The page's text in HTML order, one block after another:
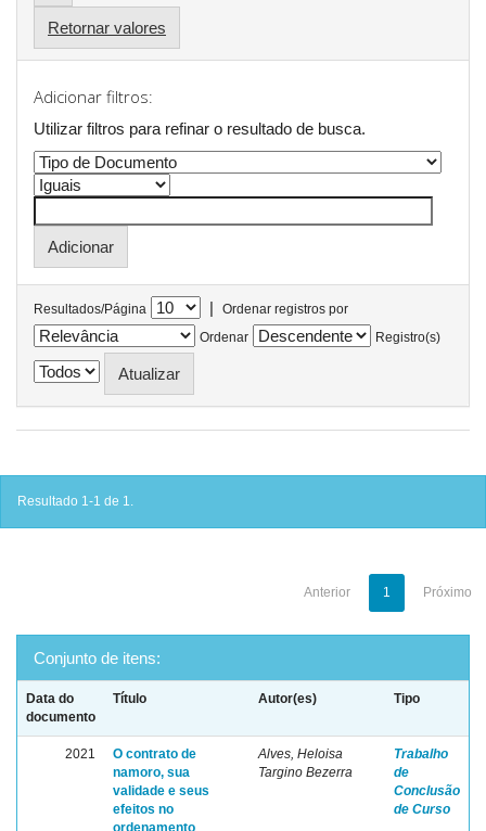
Retornar valores
Adicionar filtros:
Utilizar filtros para refinar o resultado de busca.
Resultados/Página |
Ordenar registros por
Ordenar
Registro(s)
Resultado 1-1 de 1.
Anterior 1 Próximo
Conjunto de itens:
Data do
documento
Título Autor(es) Tipo
2021
O contrato de
namoro, sua
validade e seus
efeitos no
ordenamento
Alves, Heloisa
Targino Bezerra
Trabalho
de
Conclusão
de Curso